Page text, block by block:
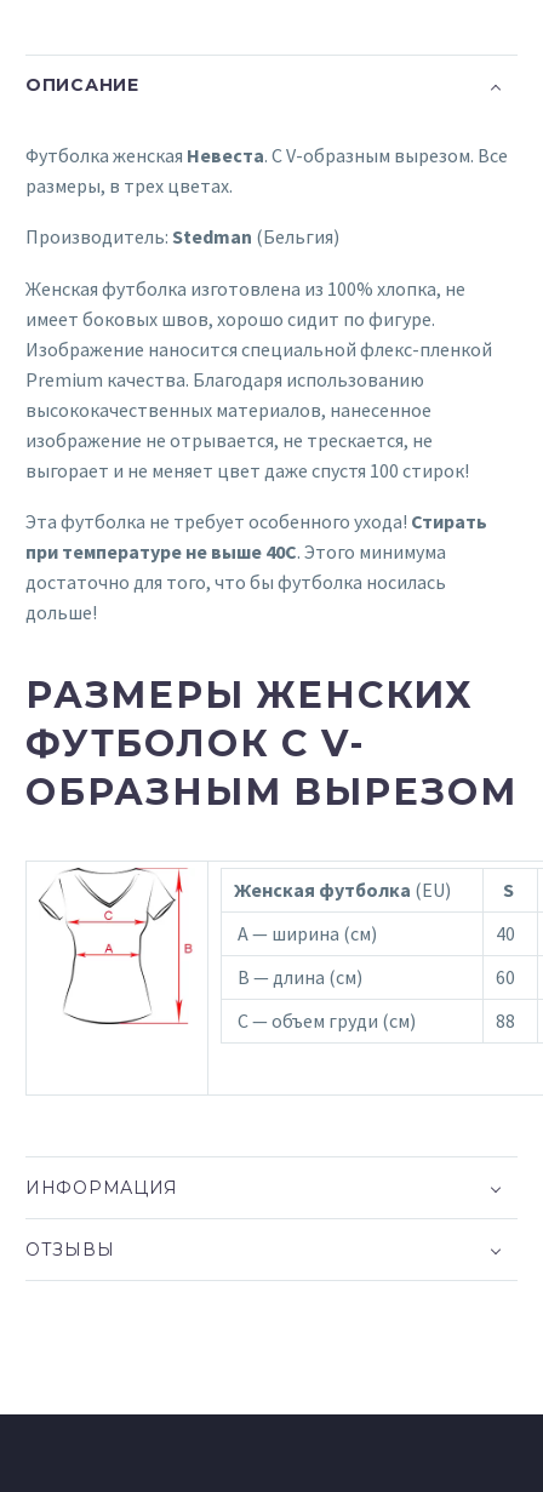
ОПИСАНИЕ
Футболка женская Невеста. С V-образным вырезом. Все
размеры, в трех цветах.
Производитель: Stedman (Бельгия)
Женская футболка изготовлена из 100% хлопка, не
имеет боковых швов, хорошо сидит по фигуре.
Изображение наносится специальной флекс-пленкой
Premium качества. Благодаря использованию
высококачественных материалов, нанесенное
изображение не отрывается, не трескается, не
выгорает и не меняет цвет даже спустя 100 стирок!
Эта футболка не требует особенного ухода! Стирать
при температуре не выше 40С. Этого минимума
достаточно для того, что бы футболка носилась
дольше!
РАЗМЕРЫ ЖЕНСКИХ
ФУТБОЛОК С V-
ОБРАЗНЫМ ВЫРЕЗОМ
Женская футболка (EU)
S
A — ширина (см)
40
B — длина (см)
60
C — объем груди (см)
88
ИНФОРМАЦИЯ
ОТЗЫВЫ